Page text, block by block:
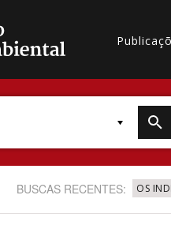
BUSCAS RECENTES: OS